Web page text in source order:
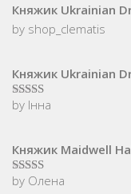
Княжик Ukrainian
by shop_clematis
Княжик Ukrainian
5з 5
by Інна
Княжик Maidwell
5з 5
by Олена